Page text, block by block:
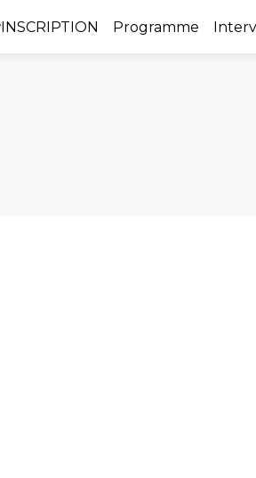
INSCRIPTION Programme